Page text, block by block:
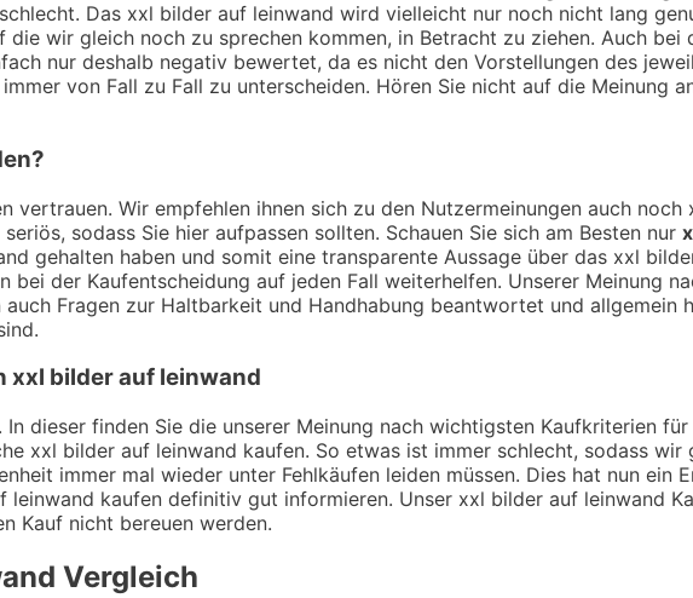
Das xxl bilder auf leinwand wird vielleicht nur noch nicht lang
wir gleich noch zu sprechen kommen, in Betracht zu ziehen. Auch bei
nur deshalb negativ bewertet, da es nicht den Vorstellungen des
von Fall zu Fall zu unterscheiden. Hören Sie nicht auf die Meinung
vertrauen. Wir empfehlen ihnen sich zu den Nutzermeinungen auch
sodass Sie hier aufpassen sollten. Schauen Sie sich am Besten nur
gehalten haben und somit eine transparente Aussage über das xxl
bei der Kaufentscheidung auf jeden Fall weiterhelfen. Unserer Meinung
Fragen zur Haltbarkeit und Handhabung beantwortet und allgemein
xxl bilder auf leinwand
dieser finden Sie die unserer Meinung nach wichtigsten Kaufkriterien
xxl bilder auf leinwand kaufen. So etwas ist immer schlecht, sodass
immer mal wieder unter Fehlkäufen leiden müssen. Dies hat nun ein
kaufen definitiv gut informieren. Unser xxl bilder auf leinwand
Kauf nicht bereuen werden.
Vergleich